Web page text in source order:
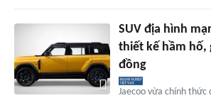
SUV địa hình
thiết kế hầm hố,
đồng
Jaecoo vừa chính thức